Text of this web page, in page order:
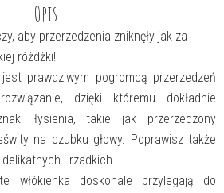
Opis
aby przerzedzenia zniknęły jak za
różdżki!
prawdziwym pogromcą przerzedzeń
dzięki któremu dokładnie
łysienia, takie jak przerzedzony
na czubku głowy. Poprawisz także
i rzadkich.
włókienka doskonale przylegają do